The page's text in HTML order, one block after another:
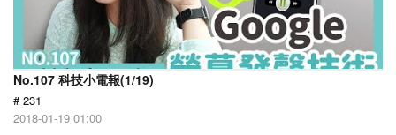
No.107 科技小電報(1/19)
# 231
2018-01-19 01:00